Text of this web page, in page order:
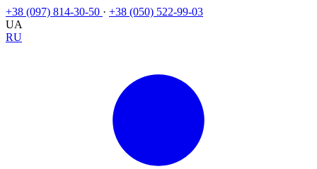
+38 (097) 814-30-50 · +38 (050) 522-99-03
UA
RU